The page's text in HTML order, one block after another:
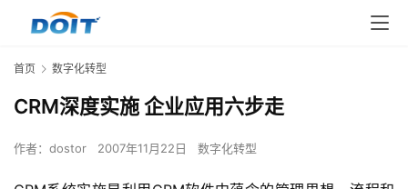
首页 数字化转型
CRM深度实施 企业应用六步走
作者： dostor 2007年11月22日 数字化转型